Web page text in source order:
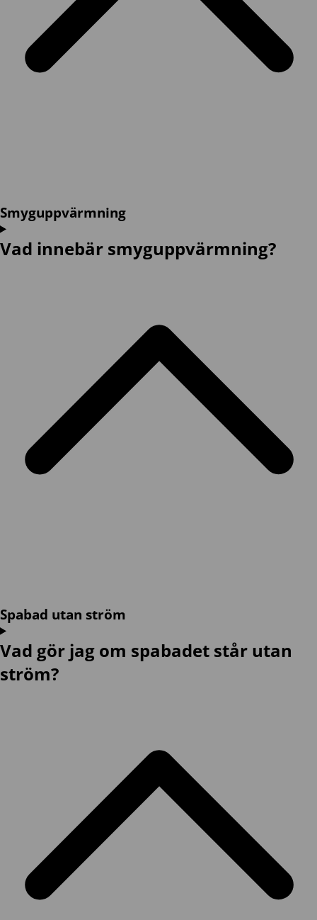
Smyguppvärmning
Vad innebär smyguppvärmning?
Spabad utan ström
Vad gör jag om spabadet står utan
ström?